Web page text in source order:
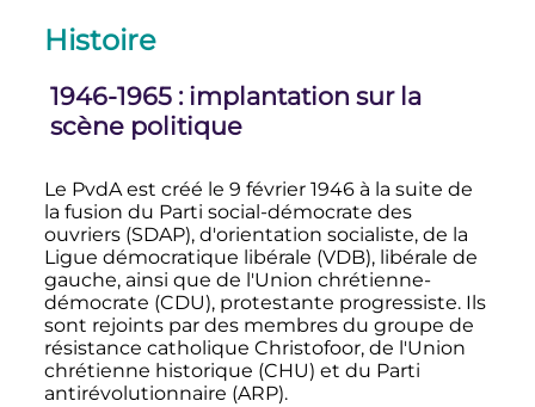
Histoire
1946-1965 : implantation sur la
scène politique
Le PvdA est créé le 9 février 1946à la suite de
la fusion du Parti social-démocrate des
ouvriers (SDAP), d'orientation socialiste, de la
Ligue démocratique libérale (VDB), libérale de
gauche, ainsi que de l'Union chrétienne-
démocrate (CDU), protestante progressiste. Ils
sont rejoints par des membres du groupe de
résistance catholique Christofoor, de l'Union
chrétienne historique (CHU) et du Parti
antirévolutionnaire (ARP).